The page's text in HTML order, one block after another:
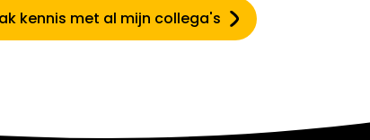
kennis met al mijn collega's